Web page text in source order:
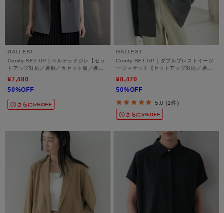
GALLEST
Comfy SET UP｜ベルテッドジレ【セッ
トアップ対応／通勤／カセット服／接触
¥7,480
50%OFF
さらに5%OFF
GALLEST
Comfy SET UP｜ダブルブレストイージ
ージャケット【セットアップ対応／通勤
¥8,470
50%OFF
5.0 (1件)
さらに5%OFF